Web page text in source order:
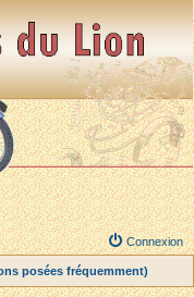
Connexion
posées fréquemment)